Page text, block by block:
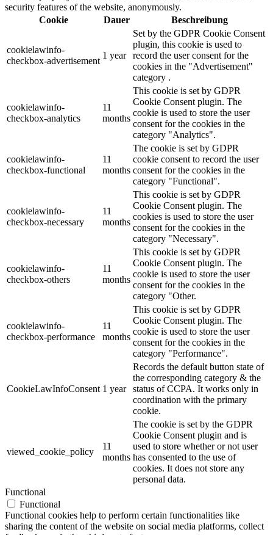
security features of the website, anonymously.
Cookie
Dauer Beschreibung
cookielawinfo-
checkbox-advertisement
1 year
Set by the GDPR Cookie Consent
plugin, this cookie is used to
record the user consent for the
cookies in the "Advertisement"
category .
cookielawinfo-
checkbox-analytics
11
months
This cookie is set by GDPR
Cookie Consent plugin. The
cookie is used to store the user
consent for the cookies in the
category "Analytics".
cookielawinfo-
checkbox-functional
11
months
The cookie is set by GDPR
cookie consent to record the user
consent for the cookies in the
category "Functional".
cookielawinfo-
checkbox-necessary
11
months
This cookie is set by GDPR
Cookie Consent plugin. The
cookies is used to store the user
consent for the cookies in the
category "Necessary".
cookielawinfo-
checkbox-others
11
months
This cookie is set by GDPR
Cookie Consent plugin. The
cookie is used to store the user
consent for the cookies in the
category "Other.
cookielawinfo-
checkbox-performance
11
months
This cookie is set by GDPR
Cookie Consent plugin. The
cookie is used to store the user
consent for the cookies in the
category "Performance".
CookieLawInfoConsent 1 year
Records the default button state of
the corresponding category & the
status of CCPA. It works only in
coordination with the primary
cookie.
viewed_cookie_policy
11
months
The cookie is set by the GDPR
Cookie Consent plugin and is
used to store whether or not user
has consented to the use of
cookies. It does not store any
personal data.
Functional
Functional
Functional cookies help to perform certain functionalities like
sharing the content of the website on social media platforms, collect